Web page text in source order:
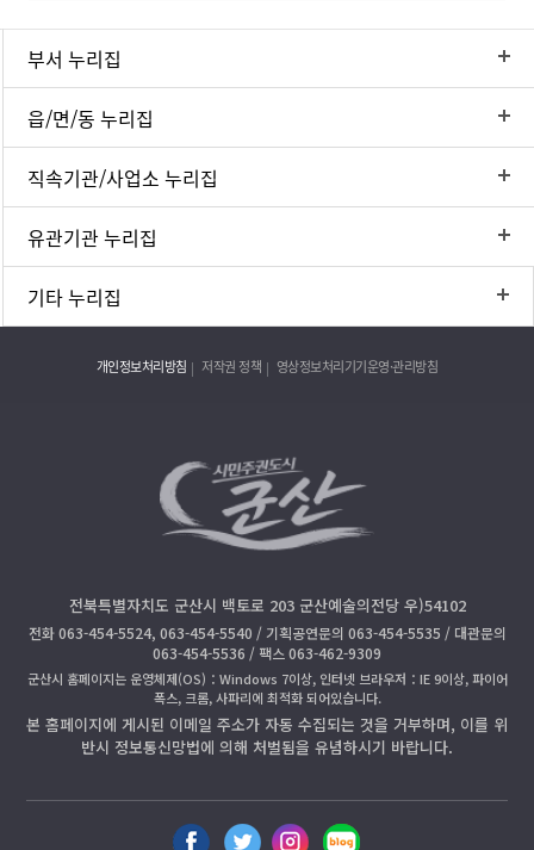
부서 누리집
읍/면/동 누리집
직속기관/사업소 누리집
유관기관 누리집
기타 누리집
개인정보처리방침 저작권 정책 영상정보처리기기운영·관리방침
전북특별자치도 군산시 백토로 203 군산예술의전당 우)54102
전화 063-454-5524, 063-454-5540 / 기획공연문의 063-454-5535 / 대관문의
063-454-5536 / 팩스 063-462-9309
군산시 홈페이지는 운영체제(OS)：Windows 7이상, 인터넷 브라우저：IE 9이상, 파이어
폭스, 크롬, 사파리에 최적화 되어있습니다.
본 홈페이지에 게시된 이메일 주소가 자동 수집되는 것을 거부하며, 이를 위
반시 정보통신망법에 의해 처벌됨을 유념하시기 바랍니다.
페
트
인
블